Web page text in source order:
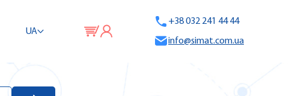
UA
+38 032 241 44 44
info@simat.com.ua